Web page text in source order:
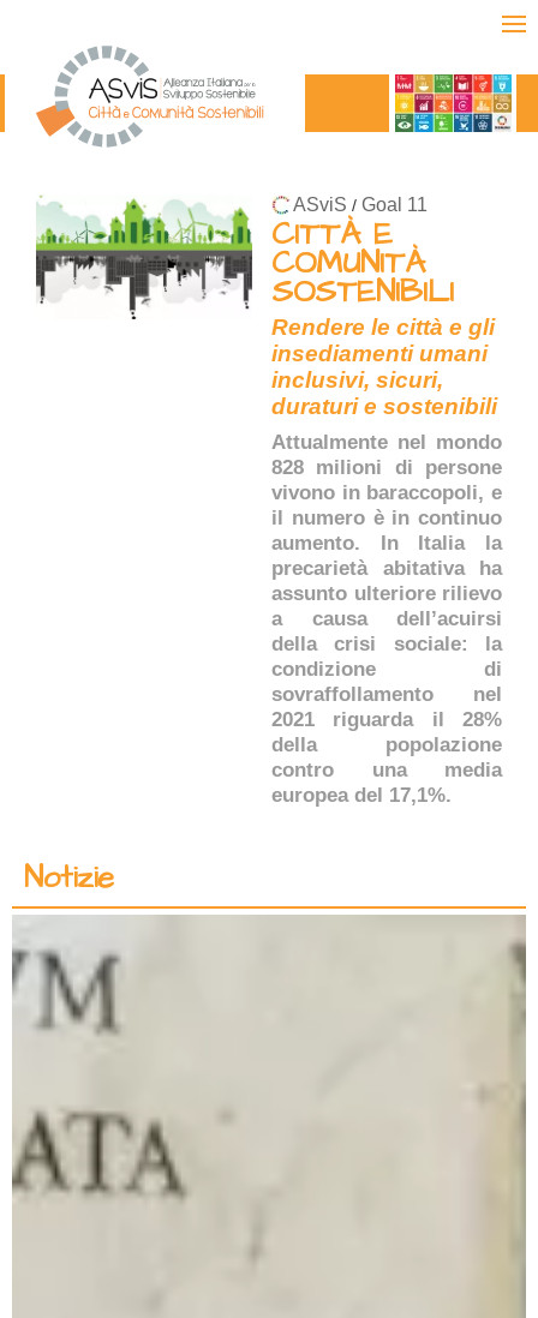
ASviS / Goal 11
CITTÀ E
COMUNITÀ
SOSTENIBILI
Rendere le città e gli
insediamenti umani
inclusivi, sicuri,
duraturi e sostenibili
Attualmente nel mondo
828 milioni di persone
vivono in baraccopoli, e
il numero è in continuo
aumento. In Italia la
precarietà abitativa ha
assunto ulteriore rilievo
a causa dell’acuirsi
della crisi sociale: la
condizione di
sovraffollamento nel
2021 riguarda il 28%
della popolazione
contro una media
europea del 17,1%.
Notizie